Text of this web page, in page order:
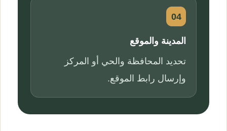
04
المدينة والموقع
تحديد المحافظة والحي أو المركز
وإرسال رابط الموقع.